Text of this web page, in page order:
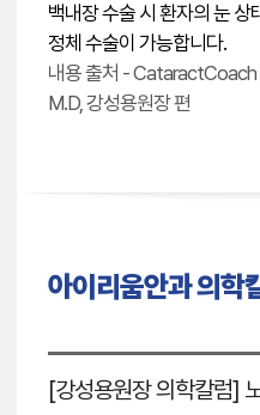
백내장 수술 시 환자의 눈
정체 수술이 가능합니다.
내용 출처 -
M.D, 강성용원장 편
아이리움안과 의학